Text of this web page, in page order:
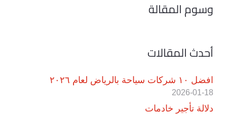
وسوم المقالة
أحدث المقالات
افضل ١٠ شركات سياحة بالرياض لعام ٢٠٢٦
2026-01-18
دلالة تأجير خادمات